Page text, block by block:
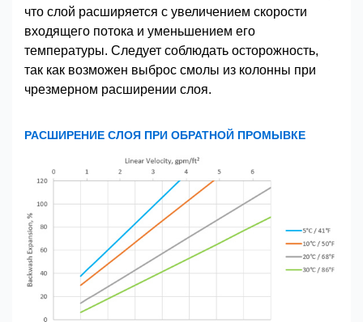
что слой расширяется с увеличением скорости
входящего потока и уменьшением его
температуры. Следует соблюдать осторожность,
так как возможен выброс смолы из колонны при
чрезмерном расширении слоя.
РАСШИРЕНИЕ СЛОЯ ПРИ ОБРАТНОЙ ПРОМЫВКЕ